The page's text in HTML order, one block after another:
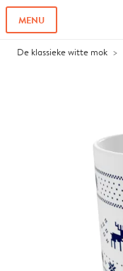
MENU
De klassieke witte mok